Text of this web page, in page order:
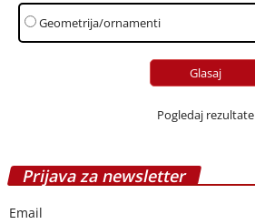
Geometrija/ornamenti
Pogledaj rezultate
Prijava za newsletter
Email